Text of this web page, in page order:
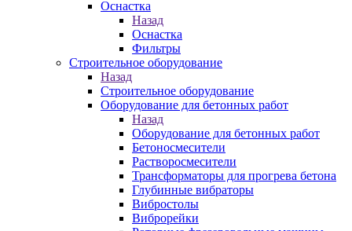
Оснастка
Назад
Оснастка
Фильтры
Строительное оборудование
Назад
Строительное оборудование
Оборудование для бетонных работ
Назад
Оборудование для бетонных работ
Бетоносмесители
Растворосмесители
Трансформаторы для прогрева бетона
Глубинные вибраторы
Вибростолы
Виброрейки